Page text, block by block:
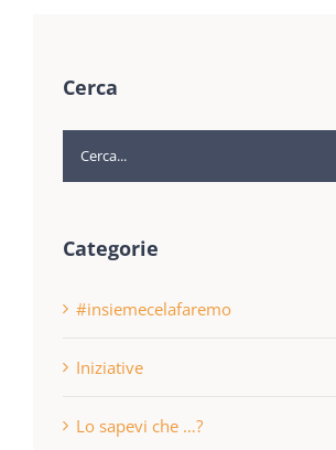
Cerca
Cerca
per:
Categorie
#insiemecelafaremo
Iniziative
Lo sapevi che …?